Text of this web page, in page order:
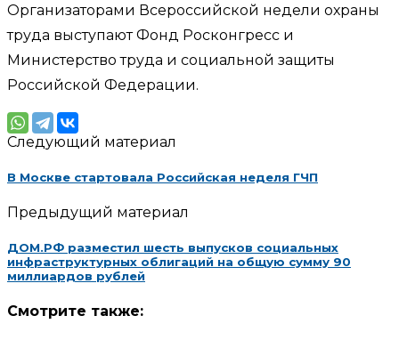
Организаторами Всероссийской недели охраны
труда выступают Фонд Росконгресс и
Министерство труда и социальной защиты
Российской Федерации.
Следующий материал
В Москве стартовала Российская неделя ГЧП
Предыдущий материал
ДОМ.РФ разместил шесть выпусков социальных
инфраструктурных облигаций на общую сумму 90
миллиардов рублей
Смотрите также: